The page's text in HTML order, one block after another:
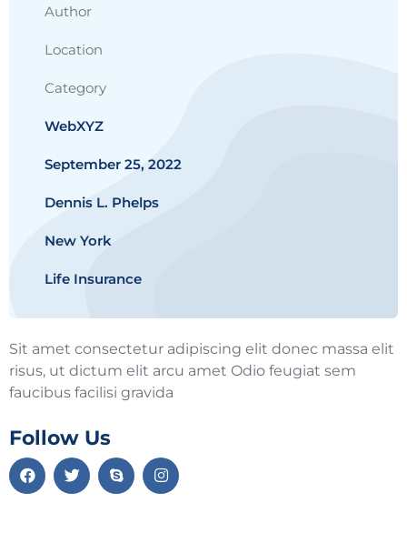
Author
Location
Category
WebXYZ
September 25, 2022
Dennis L. Phelps
New York
Life Insurance
Sit amet consectetur adipiscing elit donec massa elit
risus, ut dictum elit arcu amet Odio feugiat sem
faucibus facilisi gravida
Follow Us